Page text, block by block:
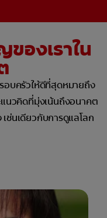
องเราใน
บครัวให้ดีที่สุดหมายถึง
นวคิดที่มุ่งเน้นถึงอนาคต
ช่นเดียวกับการดูแลโลก